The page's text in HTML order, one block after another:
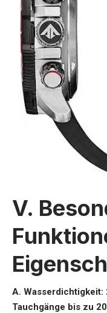
V.
A.
Tauchgänge bis zu